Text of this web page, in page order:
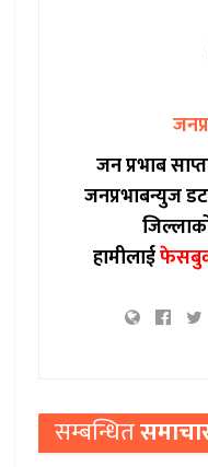
जन प्रभाब
जनप्रभाबन्युज
हामीलाई
सम्बन्धित